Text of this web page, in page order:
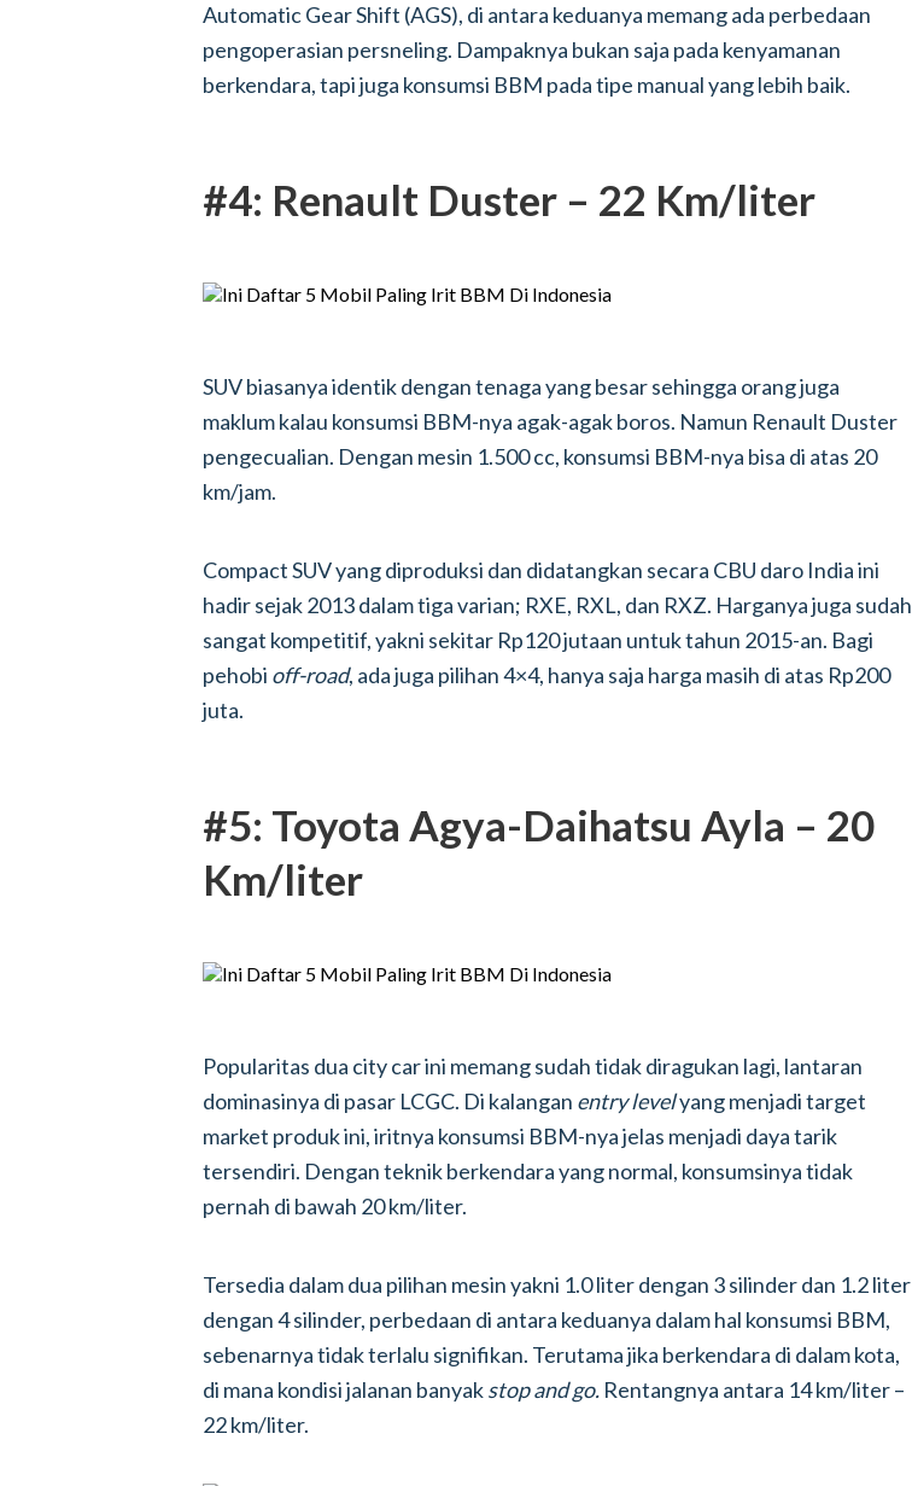
Automatic Gear Shift (AGS), di antara keduanya memang ada perbedaan
pengoperasian persneling. Dampaknya bukan saja pada kenyamanan
berkendara, tapi juga konsumsi BBM pada tipe manual yang lebih baik.
#4: Renault Duster – 22 Km/liter
SUV biasanya identik dengan tenaga yang besar sehingga orang juga
maklum kalau konsumsi BBM-nya agak-agak boros. Namun Renault Duster
pengecualian. Dengan mesin 1.500 cc, konsumsi BBM-nya bisa di atas 20
km/jam.
Compact SUV yang diproduksi dan didatangkan secara CBU daro India ini
hadir sejak 2013 dalam tiga varian; RXE, RXL, dan RXZ. Harganya juga sudah
sangat kompetitif, yakni sekitar Rp120 jutaan untuk tahun 2015-an. Bagi
pehobi off-road, ada juga pilihan 4×4, hanya saja harga masih di atas Rp200
juta.
#5: Toyota Agya-Daihatsu Ayla – 20
Km/liter
Popularitas dua city car ini memang sudah tidak diragukan lagi, lantaran
dominasinya di pasar LCGC. Di kalangan entry levelyang menjadi target
market produk ini, iritnya konsumsi BBM-nya jelas menjadi daya tarik
tersendiri. Dengan teknik berkendara yang normal, konsumsinya tidak
pernah di bawah 20 km/liter.
Tersedia dalam dua pilihan mesin yakni 1.0 liter dengan 3 silinder dan 1.2 liter
dengan 4 silinder, perbedaan di antara keduanya dalam hal konsumsi BBM,
sebenarnya tidak terlalu signifikan. Terutama jika berkendara di dalam kota,
di mana kondisi jalanan banyakstop and go. Rentangnya antara 14 km/liter –
22 km/liter.